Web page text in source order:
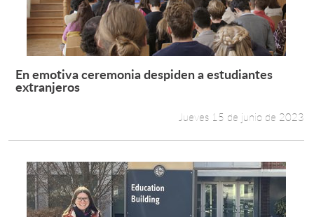
Leer más +
En emotiva ceremonia despiden a estudiantes
extranjeros
Jueves 15 de junio de 2023